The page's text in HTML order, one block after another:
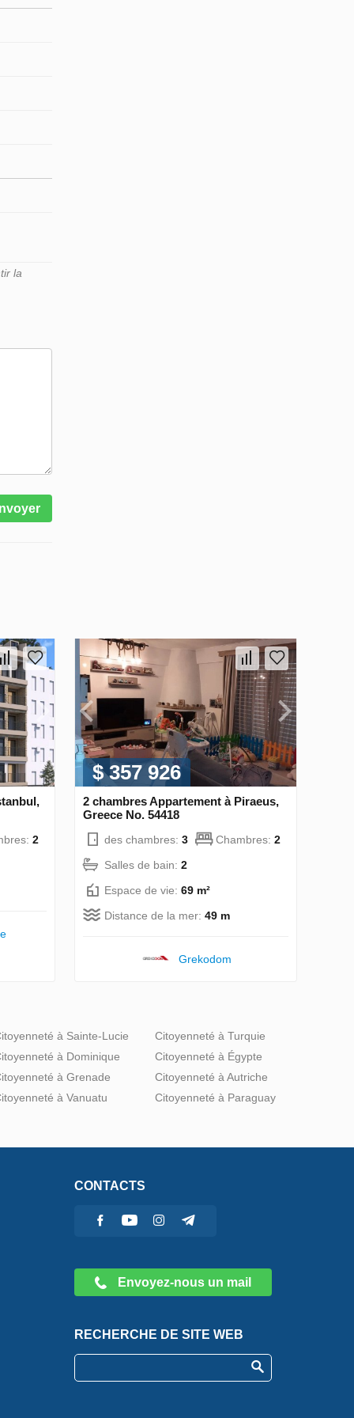
la
2
$ 357 926
2 chambres Appartement à Piraeus,
Greece No. 54418
des chambres: 3 Chambres: 2
Salles de bain: 2
Espace de vie: 69 m²
Distance de la mer: 49 m
Grekodom
à Sainte-Lucie
à Dominique
à Grenade
à Vanuatu
Citoyenneté à Turquie
Citoyenneté à Égypte
Citoyenneté à Autriche
Citoyenneté à Paraguay
CONTACTS
Envoyez-nous un mail
RECHERCHE DE SITE WEB